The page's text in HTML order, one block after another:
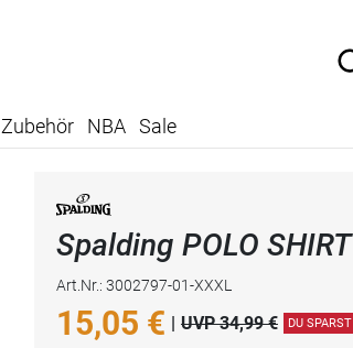
Zubehör NBA Sale
Spalding POLO SHIRT
Art.Nr.: 3002797-01-XXXL
15,05 € | UVP 34,99 € DU